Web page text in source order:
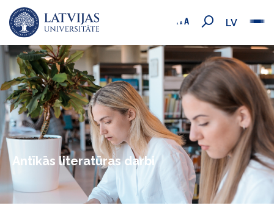
LV
Antīkās literatūras darbi